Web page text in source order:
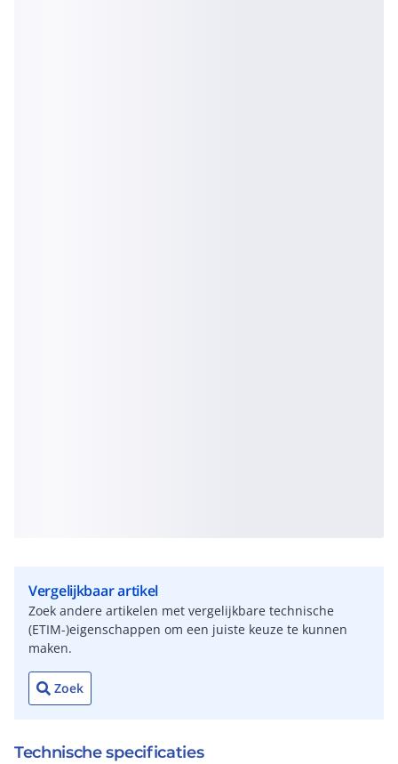
Vergelijkbaar artikel
Zoek andere artikelen met vergelijkbare technische
(ETIM-)eigenschappen om een juiste keuze te kunnen
maken.
Zoek
Technische specificaties